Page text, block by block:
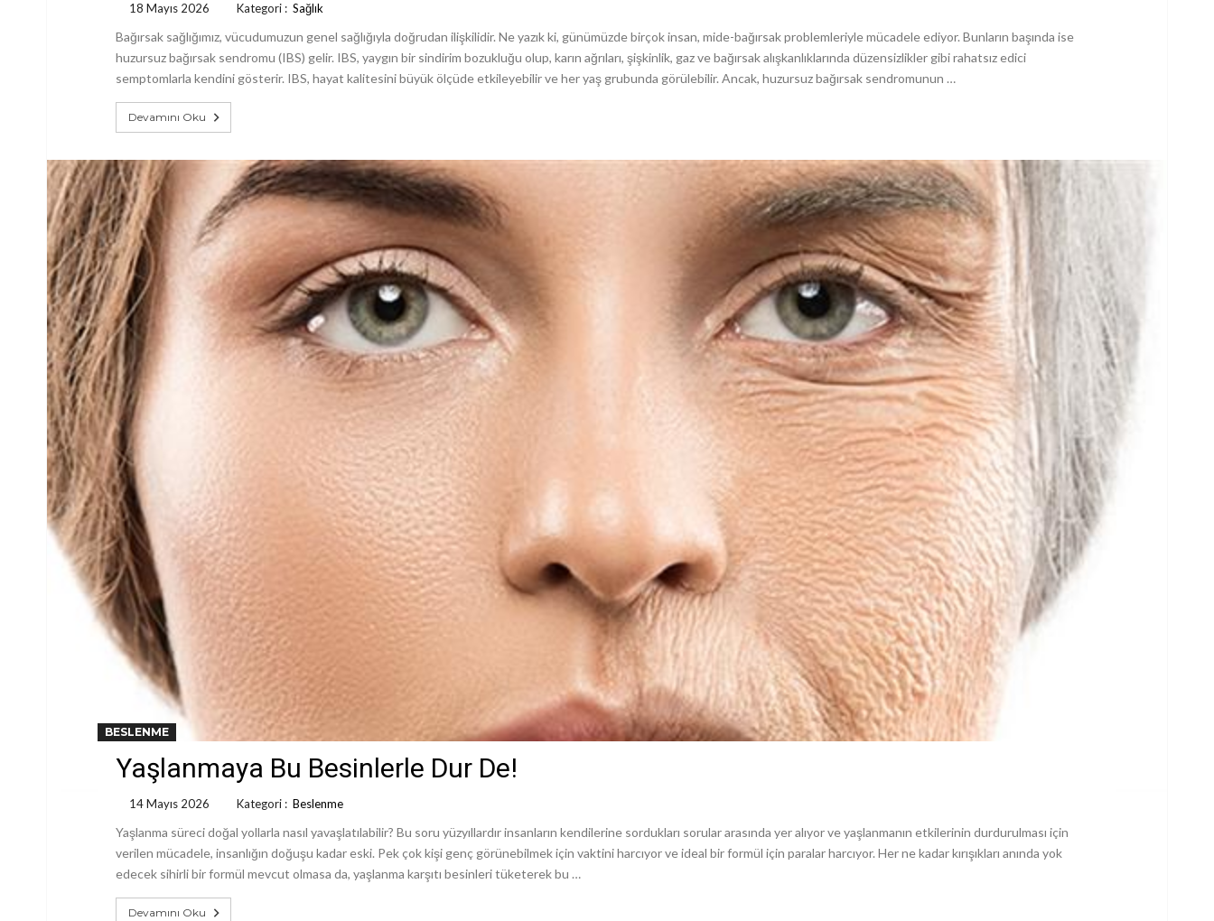
18 Mayıs 2026 Kategori : Sağlık
Bağırsak sağlığımız, vücudumuzun genel sağlığıyla doğrudan ilişkilidir. Ne yazık ki, günümüzde birçok insan, mide-bağırsak problemleriyle mücadele ediyor. Bunların başında ise
huzursuz bağırsak sendromu (IBS) gelir. IBS, yaygın bir sindirim bozukluğu olup, karın ağrıları, şişkinlik, gaz ve bağırsak alışkanlıklarında düzensizlikler gibi rahatsız edici
semptomlarla kendini gösterir. IBS, hayat kalitesini büyük ölçüde etkileyebilir ve her yaş grubunda görülebilir. Ancak, huzursuz bağırsak sendromunun …
Devamını Oku
BESLENME
Yaşlanmaya Bu Besinlerle Dur De!
14 Mayıs 2026 Kategori : Beslenme
Yaşlanma süreci doğal yollarla nasıl yavaşlatılabilir? Bu soru yüzyıllardır insanların kendilerine sordukları sorular arasında yer alıyor ve yaşlanmanın etkilerinin durdurulması için
verilen mücadele, insanlığın doğuşu kadar eski. Pek çok kişi genç görünebilmek için vaktini harcıyor ve ideal bir formül için paralar harcıyor. Her ne kadar kırışıkları anında yok
edecek sihirli bir formül mevcut olmasa da, yaşlanma karşıtı besinleri tüketerek bu …
Devamını Oku